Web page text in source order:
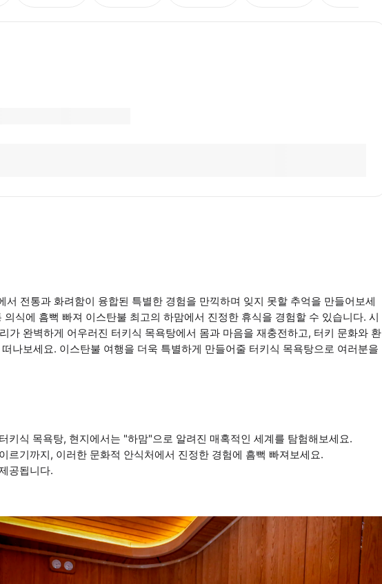
서 전통과 화려함이 융합된 특별한 경험을 만끽하며 잊지 못할 추억을 만들어보세
식에 흠뻑 빠져 이스탄불 최고의 하맘에서 진정한 휴식을 경험할 수 있습니다. 시
가 완벽하게 어우러진 터키식 목욕탕에서 몸과 마음을 재충전하고, 터키 문화와 환
나보세요. 이스탄불 여행을 더욱 특별하게 만들어줄 터키식 목욕탕으로 여러분을
키식 목욕탕, 현지에서는 "하맘"으로 알려진 매혹적인 세계를 탐험해보세요.
르기까지, 이러한 문화적 안식처에서 진정한 경험에 흠뻑 빠져보세요.
공됩니다.